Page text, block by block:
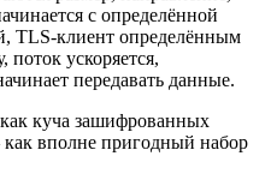
с определённой
TLS-клиент определённым
поток ускоряется,
передавать данные.
куча зашифрованных
вполне пригодный набор